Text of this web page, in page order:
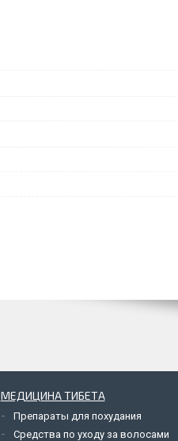
МЕДИЦИНА ТИБЕТА
Препараты для похудания
Средства по уходу за волосами